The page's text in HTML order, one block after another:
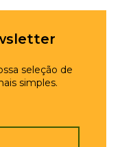
seleção de
simples.